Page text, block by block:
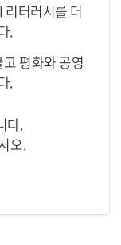
리터러시를 더
.
평화와 공영
.
다.
오.